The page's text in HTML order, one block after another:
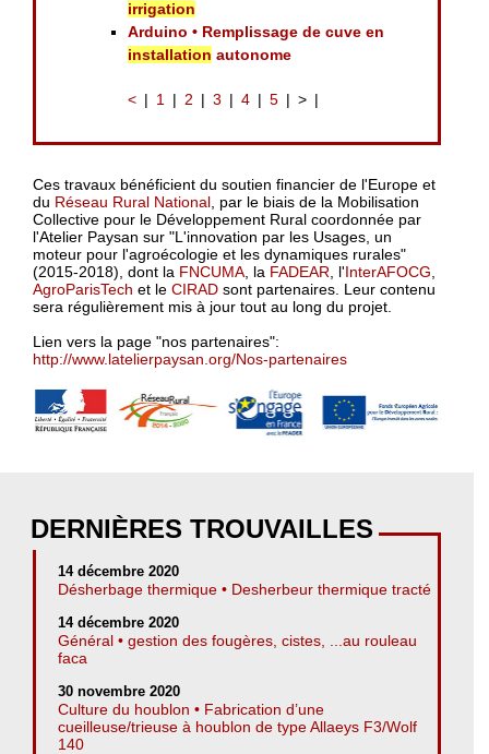
irrigation
Arduino • Remplissage de cuve en
installation autonome
< 1 2 3 4 5 >
Ces travaux bénéficient du soutien financier de l'Europe et
du Réseau Rural National, par le biais de la Mobilisation
Collective pour le Développement Rural coordonnée par
l'Atelier Paysan sur "L'innovation par les Usages, un
moteur pour l'agroécologie et les dynamiques rurales"
(2015-2018), dont la FNCUMA, la FADEAR, l'InterAFOCG,
AgroParisTech et le CIRAD sont partenaires. Leur contenu
sera régulièrement mis à jour tout au long du projet.
Lien vers la page "nos partenaires":
http://www.latelierpaysan.org/Nos-partenaires
DERNIÈRES TROUVAILLES
14 décembre 2020
Désherbage thermique • Desherbeur thermique tracté
14 décembre 2020
Général • gestion des fougères, cistes, ...au rouleau
faca
30 novembre 2020
Culture du houblon • Fabrication d’une
cueilleuse/trieuse à houblon de type Allaeys F3/Wolf
140